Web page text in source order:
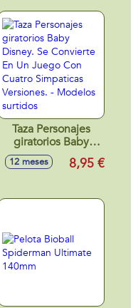
Taza Personajes
giratorios Baby
Disney. Se
Convierte En Un
12 meses 8,95 €